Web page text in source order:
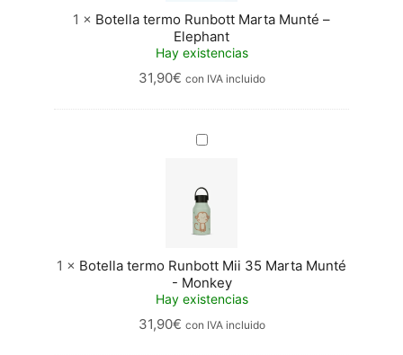
1 × Botella termo Runbott Marta Munté –
Elephant
Hay existencias
31,90€ con IVA incluido
Botella
Mii
35
Marta
-
Monkey
1 × Botella termo Runbott Mii 35 Marta Munté
- Monkey
Hay existencias
31,90€ con IVA incluido